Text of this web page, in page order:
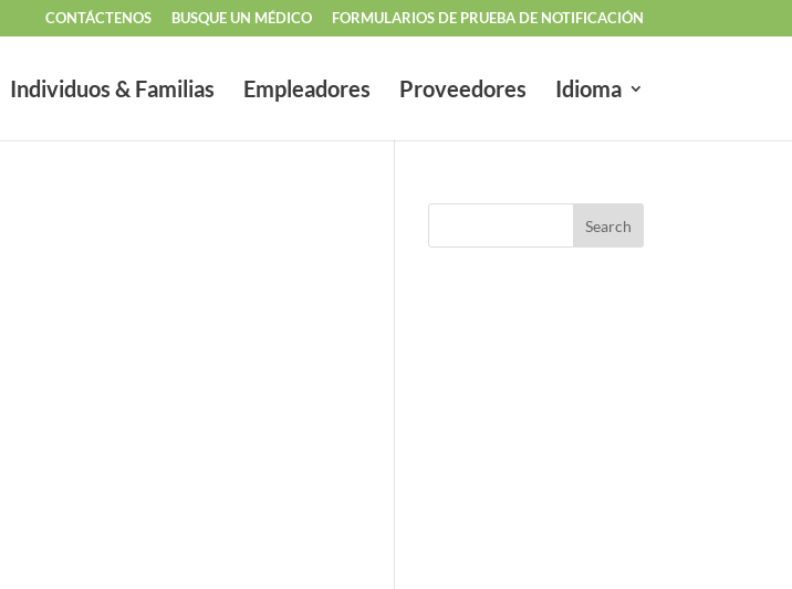
CONTÁCTENOS BUSQUE UN MÉDICO FORMULARIOS DE PRUEBA DE NOTIFICACIÓN
Individuos & Familias Empleadores Proveedores Idioma